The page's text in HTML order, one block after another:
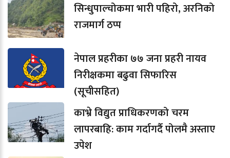
सिन्धुपाल्चोकमा भारी पहिरो, अरनिको
राजमार्ग ठप्प
नेपाल प्रहरीका ७७ जना प्रहरी नायव
निरीक्षकमा बढुवा सिफारिस
(सूचीसहित)
काभ्रे विद्युत प्राधिकरणको चरम
लापरबाहि: काम गर्दागर्दै पोलमै अस्ताए
उपेश